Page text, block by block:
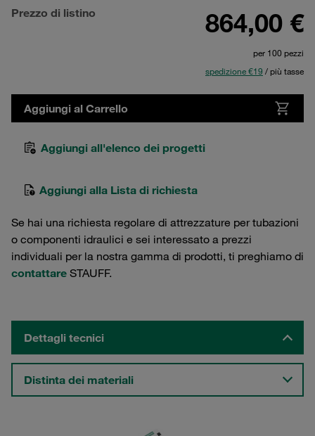
Prezzo di listino 864,00 €
per 100 pezzi
spedizione €19 / più tasse
Aggiungi al Carrello
Aggiungi all'elenco dei progetti
Aggiungi alla Lista di richiesta
Se hai una richiesta regolare di attrezzature per tubazioni
o componenti idraulici e sei interessato a prezzi
individuali per la nostra gamma di prodotti, ti preghiamo di
contattare STAUFF.
Dettagli tecnici
Distinta dei materiali